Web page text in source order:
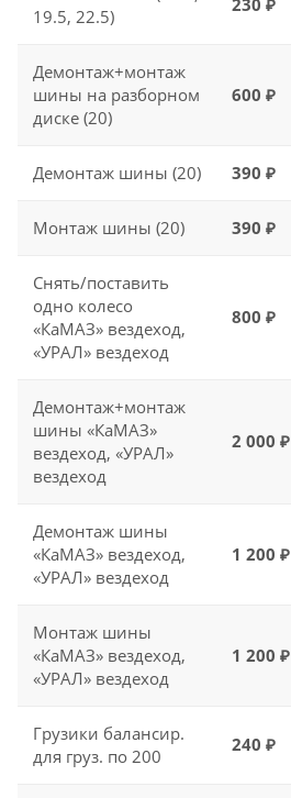
19.5, 22.5)
Демонтаж+монтаж
шины на разборном
диске (20)
600 ₽
Демонтаж шины (20) 390 ₽
Монтаж шины (20) 390 ₽
Снять/поставить
одно колесо
«КаМАЗ» вездеход,
«УРАЛ» вездеход
800 ₽
Демонтаж+монтаж
шины «КаМАЗ»
вездеход, «УРАЛ»
вездеход
2 000 ₽
Демонтаж шины
«КаМАЗ» вездеход,
«УРАЛ» вездеход
1 200 ₽
Монтаж шины
«КаМАЗ» вездеход,
«УРАЛ» вездеход
1 200 ₽
Грузики балансир.
для груз. по 200
240 ₽